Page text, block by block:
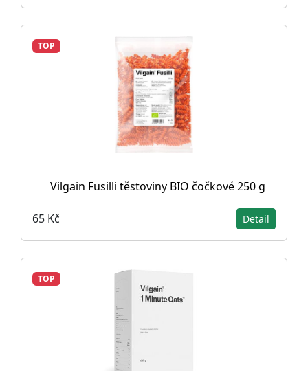
TOP
Vilgain Fusilli těstoviny BIO čočkové 250 g
65 Kč Detail
TOP